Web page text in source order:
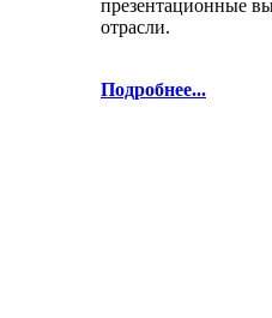
презентационные
отрасли.
Подробнее...